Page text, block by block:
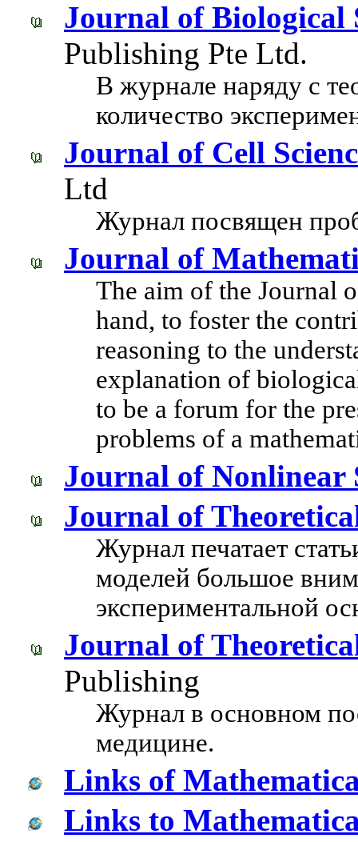
Journal of Biological
Publishing Pte Ltd.
В журнале наряду с
количество
Journal of Cell
Ltd
Журнал посвящен
Journal of
The aim of the Journal
hand, to foster the
reasoning to the
explanation of
to be a forum for the
problems of a
Journal of Nonlinear
Journal of
Журнал печатает
моделей большое
экспериментальной
Journal of
Publishing
Журнал в основном
медицине.
Links of
Links to